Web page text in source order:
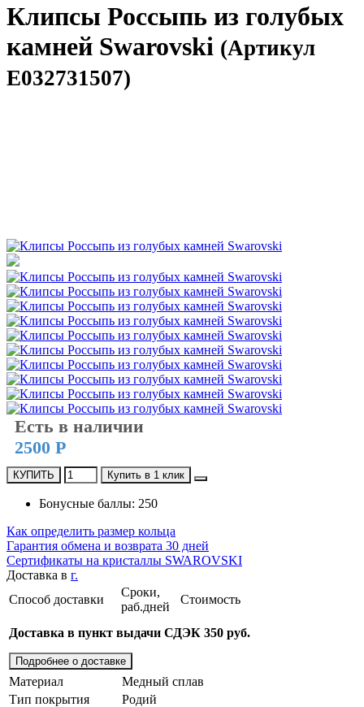
Клипсы Россыпь из голубых
камней Swarovski (Артикул
E032731507)
Есть в наличии
2500 Р
КУПИТЬ Купить в 1 клик
Бонусные баллы: 250
Как определить размер кольца
Гарантия обмена и возврата 30 дней
Сертификаты на кристаллы SWAROVSKI
Доставка в г.
Способ доставки
Сроки,
раб.дней
Стоимость
Доставка в пункт выдачи СДЭК 350 руб.
Подробнее о доставке
Материал
Медный сплав
Тип покрытия
Родий